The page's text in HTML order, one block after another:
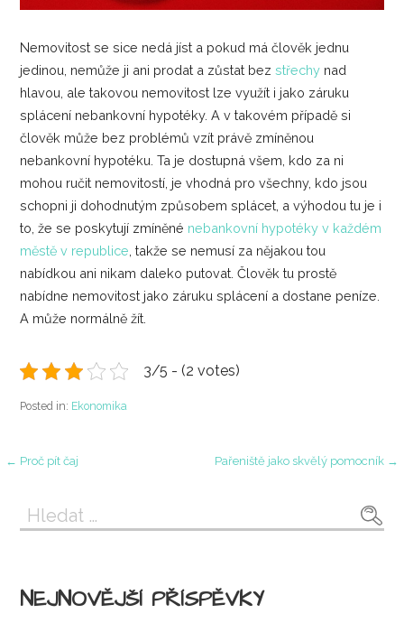
Nemovitost se sice nedá jíst a pokud má člověk jednu
jedinou, nemůže ji ani prodat a zůstat bez střechy nad
hlavou, ale takovou nemovitost lze využít i jako záruku
splácení nebankovní hypotéky. A v takovém případě si
člověk může bez problémů vzít právě zmíněnou
nebankovní hypotéku. Ta je dostupná všem, kdo za ni
mohou ručit nemovitostí, je vhodná pro všechny, kdo jsou
schopni ji dohodnutým způsobem splácet, a výhodou tu je i
to, že se poskytují zmíněné nebankovní hypotéky v každém
městě v republice , takže se nemusí za nějakou tou
nabídkou ani nikam daleko putovat.Člověk tu prostě
nabídne nemovitost jako záruku splácení a dostane peníze.
A může normálně žít.
3/5 - (2 votes)
Posted in: Ekonomika
Navigace
pro
příspěvek
← Proč pít čaj Pařeniště jako skvělý pomocník →
Vyhledávání
NEJNOVĚJŠÍ PŘÍSPĚVKY